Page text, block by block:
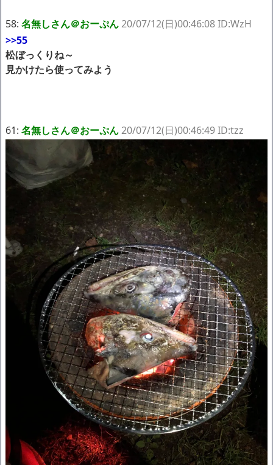
58: 名無しさん＠おーぷん20/07/12(日)00:46:08 ID:WzH
>>55
松ぼっくりね～
見かけたら使ってみよう
61: 名無しさん＠おーぷん20/07/12(日)00:46:49 ID:tzz